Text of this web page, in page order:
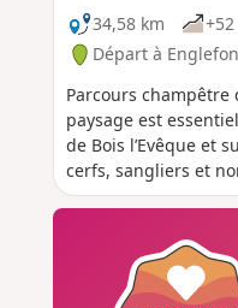
34,58 km
Départ à
Parcours champêtre
paysage est
de Bois l’Evêque et
cerfs, sangliers et